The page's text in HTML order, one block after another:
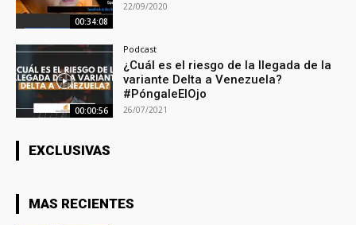
00:34:08
22/09/2020
00:00:56
Podcast
¿Cuál es el riesgo de la llegada de la
variante Delta a Venezuela?
#PóngaleElOjo
26/07/2021
EXCLUSIVAS
MAS RECIENTES